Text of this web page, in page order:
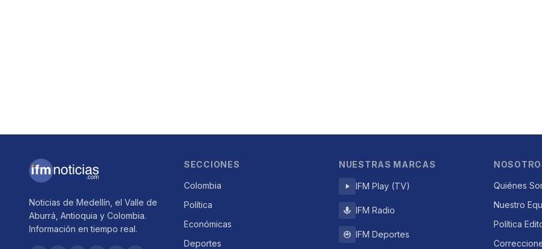
Noticias de Medellín, el Valle de
Aburrá, Antioquia y Colombia.
Información en tiempo real.
SECCIONES
Colombia
Política
Económicas
Deportes
NUESTRAS MARCAS
IFM Play (TV)
IFM Radio
IFM Deportes
Quiénes
Nuestro
Política